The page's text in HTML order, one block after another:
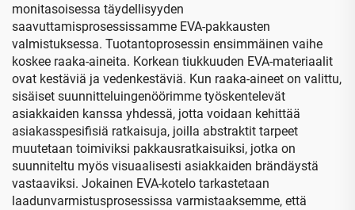
monitasoisessa täydellisyyden
saavuttamisprosessissamme EVA-pakkausten
valmistuksessa. Tuotantoprosessin ensimmäinen vaihe
koskee raaka-aineita. Korkean tiukkuuden EVA-materiaalit
ovat kestäviä ja vedenkestäviä. Kun raaka-aineet on valittu,
sisäiset suunnitteluingenöörimme työskentelevät
asiakkaiden kanssa yhdessä, jotta voidaan kehittää
asiakasspesifisiä ratkaisuja, joilla abstraktit tarpeet
muutetaan toimiviksi pakkausratkaisuiksi, jotka on
suunniteltu myös visuaalisesti asiakkaiden brändäystä
vastaaviksi. Jokainen EVA-kotelo tarkastetaan
laadunvarmistusprosessissa varmistaaksemme, että